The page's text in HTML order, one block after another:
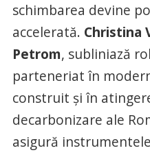
schimbarea devine
accelerată. Christina
Petrom, subliniază
parteneriat în
construit și în
decarbonizare ale
asigură